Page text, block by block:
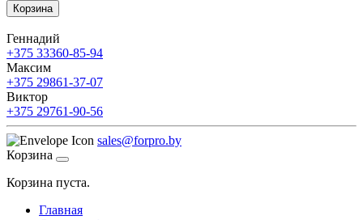
Корзина
Геннадий
+375 33360-85-94
Максим
+375 29861-37-07
Виктор
+375 29761-90-56
sales@forpro.by
Корзина
Корзина пуста.
Главная